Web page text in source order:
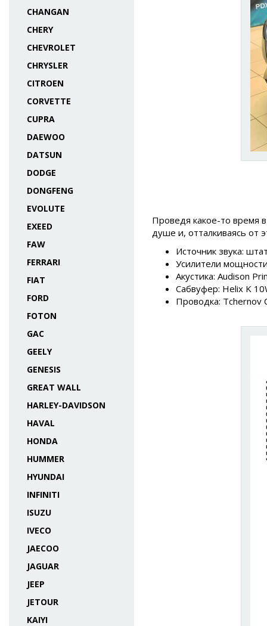
CHANGAN
CHERY
CHEVROLET
CHRYSLER
CITROEN
CORVETTE
CUPRA
DAEWOO
DATSUN
DODGE
DONGFENG
EVOLUTE
EXEED
FAW
FERRARI
FIAT
FORD
FOTON
GAC
GEELY
GENESIS
GREAT WALL
HARLEY-DAVIDSON
HAVAL
HONDA
HUMMER
HYUNDAI
INFINITI
ISUZU
IVECO
JAECOO
JAGUAR
JEEP
JETOUR
KAIYI
Проведя какое-то время
душе и, отталкиваясь от
Источник звука:
Усилители
Акустика: Audison
Сабвуфер: Helix K
Проводка: Tchernov